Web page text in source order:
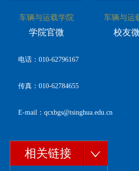
车辆与运载学院
学院官微
车辆与运
校友
电话：010-62796167
传真：010-62784655
E-mail：qcxbgs@tsinghua.edu.cn
相关链接